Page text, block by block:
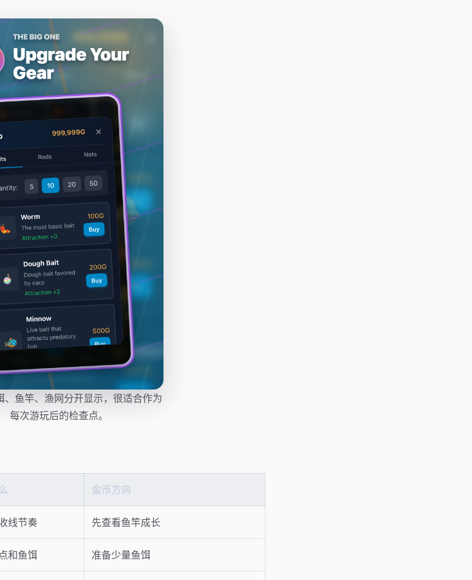
、鱼竿、渔网分开显示，很适合作为
每次游玩后的检查点。
金币方向
线节奏 先查看鱼竿成长
和鱼饵 准备少量鱼饵